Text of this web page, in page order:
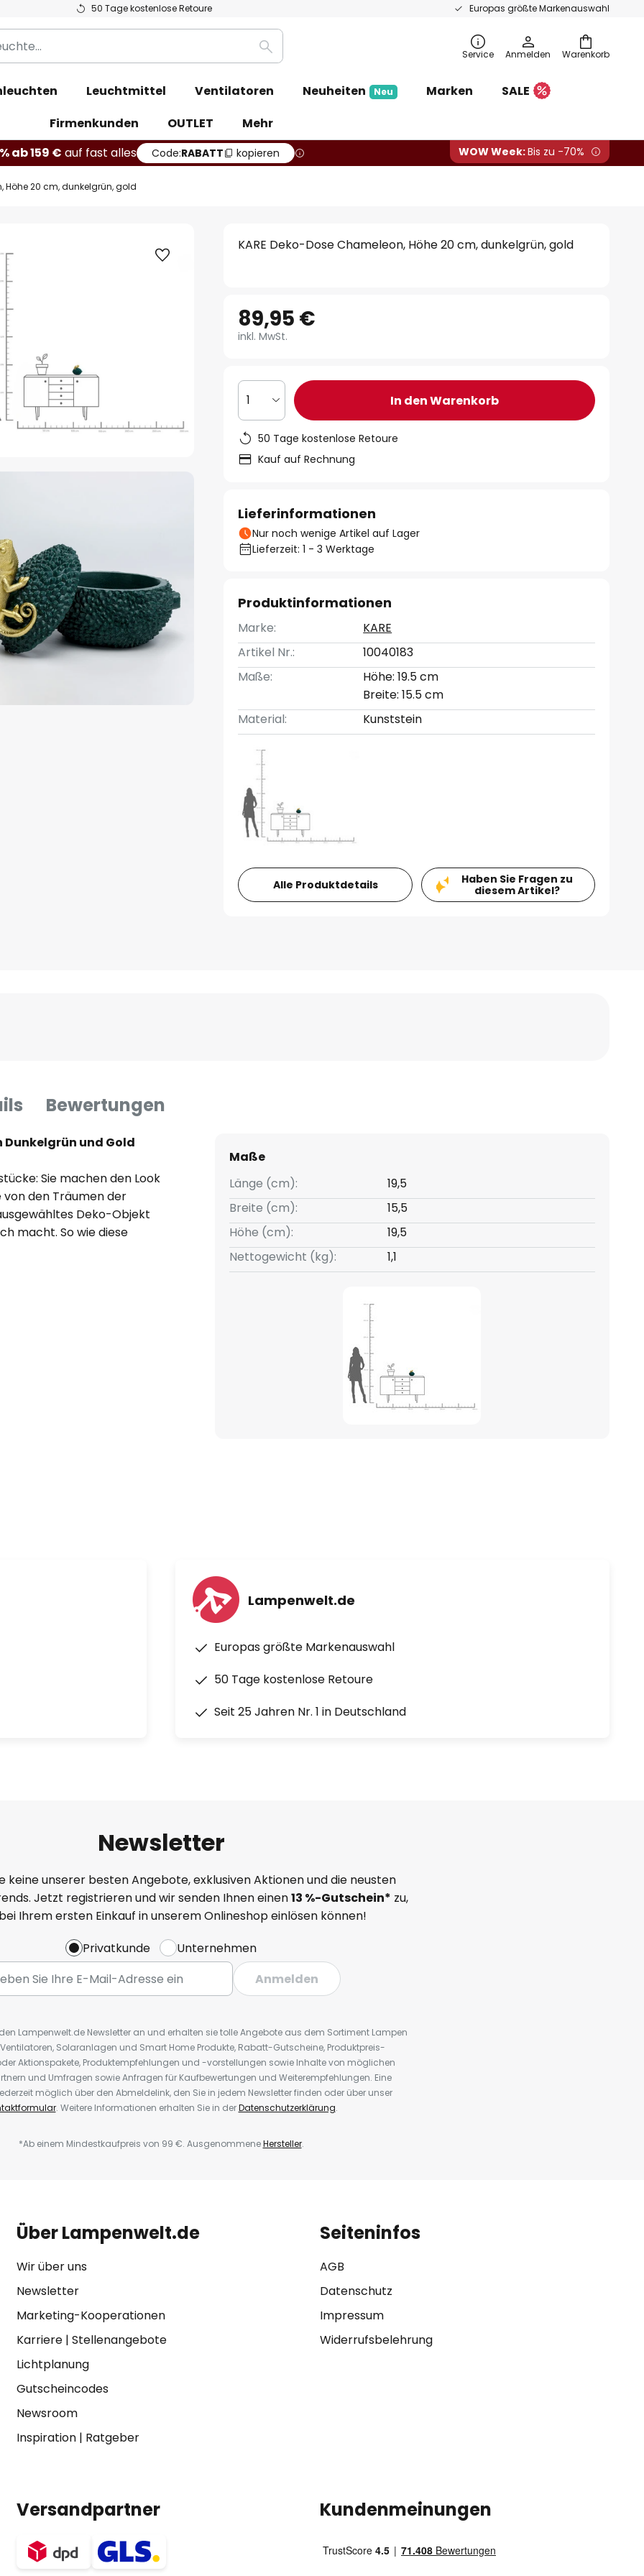
50 Tage kostenlose Retoure Europas größte Markenauswahl
Warenkorb
Suche Service Anmelden
Leuchtmittel Ventilatoren Neuheiten Neu Marken
SALE
Firmenkunden
OUTLET
Mehr
ab 159 € auf fast alles Code:RABATT kopieren WOW Week:Bis zu -70%
Höhe 20 cm, dunkelgrün, gold
KARE Deko-Dose Chameleon, Höhe 20 cm, dunkelgrün, gold
89,95 €
inkl. MwSt.
1 In den Warenkorb
50 Tage kostenlose Retoure
Kauf auf Rechnung
Lieferinformationen
Nur noch wenige Artikel auf Lager
Lieferzeit: 1 - 3 Werktage
Produktinformationen
Marke:
KARE
Artikel Nr.:
10040183
Maße:
Höhe: 19.5 cm
Breite: 15.5 cm
Material:
Kunststein
Alle Produktdetails
Haben Sie Fragen zu
diesem Artikel?
Bewertungen
Dunkelgrün und Gold
Sie machen den Look
von den Träumen der
Deko-Objekt
macht. So wie diese
Maße
Länge (cm):
19,5
Breite (cm):
15,5
Höhe (cm):
19,5
Nettogewicht (kg):
1,1
Lampenwelt.de
Europas größte Markenauswahl
50 Tage kostenlose Retoure
Seit 25 Jahren Nr. 1 in Deutschland
Newsletter
keine unserer besten Angebote, exklusiven Aktionen und die neusten
Jetzt registrieren und wir senden Ihnen einen13 %-Gutschein* zu,
Ihrem ersten Einkauf in unserem Onlineshop einlösen können!
Privatkunde
Unternehmen
Anmelden
Lampenwelt.de Newsletter an und erhalten sie tolle Angebote aus dem Sortiment Lampen
Solaranlagen und Smart Home Produkte, Rabatt-Gutscheine, Produktpreis-
Aktionspakete, Produktempfehlungen und -vorstellungen sowie Inhalte von möglichen
und Umfragen sowie Anfragen für Kaufbewertungen und Weiterempfehlungen. Eine
möglich über den Abmeldelink, den Sie in jedem Newsletter finden oder über unser
. Weitere Informationen erhalten Sie in derDatenschutzerklärung.
*Ab einem Mindestkaufpreis von 99 €. AusgenommeneHersteller.
Über Lampenwelt.de
Wir über uns
Newsletter
Marketing-Kooperationen
Karriere| Stellenangebote
Lichtplanung
Gutscheincodes
Newsroom
Inspiration| Ratgeber
Seiteninfos
AGB
Datenschutz
Impressum
Widerrufsbelehrung
Versandpartner Kundenmeinungen